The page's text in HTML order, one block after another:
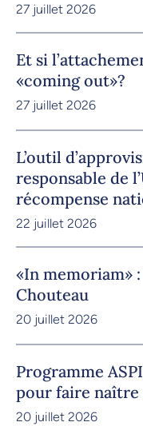
27 juillet 2026
Et si
«coming out»?
27 juillet 2026
L’outil
responsable de
récompense
22 juillet 2026
«In memoriam»
Chouteau
20 juillet 2026
Programme
pour faire naître
20 juillet 2026